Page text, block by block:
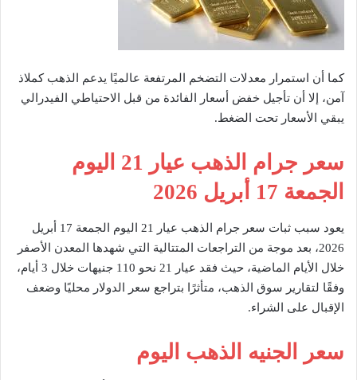
كما أن استمرار معدلات التضخم المرتفعة عالميًا يدعم الذهب كملاذ
آمن، إلا أن تأجيل خفض أسعار الفائدة من قبل الاحتياطي الفيدرالي
يبقي الأسعار تحت الضغط.
سعر جرام الذهب عيار 21 اليوم
الجمعة 17 أبريل 2026
يعود سبب ثبات سعر جرام الذهب عيار 21 اليوم الجمعة 17 أبريل
2026، بعد موجة من التراجعات المتتالية التي شهدها المعدن الأصفر
خلال الأيام الماضية، حيث فقد عيار 21 نحو 110 جنيهات خلال 3 أيام،
وفقًا لتقارير سوق الذهب، متأثرًا بتراجع سعر الدولار محليًا وضعف
الإقبال على الشراء.
سعر الجنيه الذهب اليوم